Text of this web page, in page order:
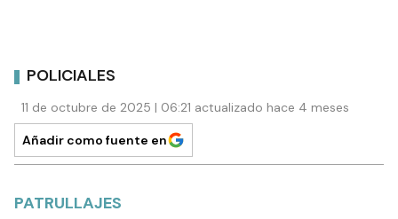
POLICIALES
11 de octubre de 2025 | 06:21 actualizado hace 4 meses
Añadir como fuente en
PATRULLAJES